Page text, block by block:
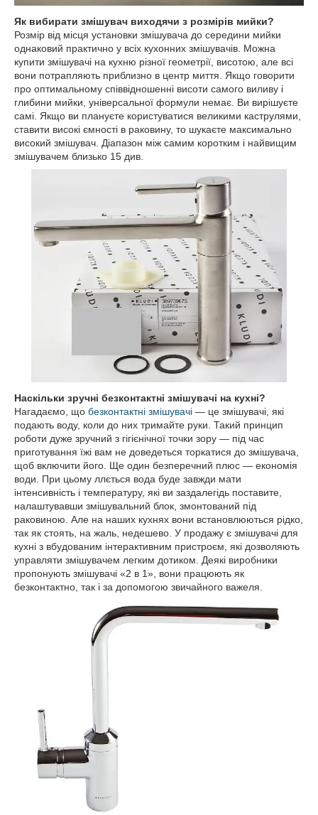
Як вибирати змішувач виходячи з розмірів мийки?
Розмір від місця установки змішувача до середини мийки
однаковий практично у всіх кухонних змішувачів. Можна
купити змішувачі на кухню різної геометрії, висотою, але всі
вони потрапляють приблизно в центр миття. Якщо говорити
про оптимальному співвідношенні висоти самого виливу і
глибини мийки, універсальної формули немає. Ви вирішуєте
самі. Якщо ви плануєте користуватися великими каструлями,
ставити високі ємності в раковину, то шукаєте максимально
високий змішувач. Діапазон між самим коротким і найвищим
змішувачем близько 15 див.
Наскільки зручні безконтактні змішувачі на кухні?
Нагадаємо, що безконтактні змішувачі — це змішувачі, які
подають воду, коли до них тримайте руки. Такий принцип
роботи дуже зручний з гігієнічної точки зору — під час
приготування їжі вам не доведеться торкатися до змішувача,
щоб включити його. Ще один безперечний плюс — економія
води. При цьому ллється вода буде завжди мати
інтенсивність і температуру, які ви заздалегідь поставите,
налаштувавши змішувальний блок, змонтований під
раковиною. Але на наших кухнях вони встановлюються рідко,
так як стоять, на жаль, недешево. У продажу є змішувачі для
кухні з вбудованим інтерактивним пристроєм, які дозволяють
управляти змішувачем легким дотиком. Деякі виробники
пропонують змішувачі «2 в 1», вони працюють як
безконтактно, так і за допомогою звичайного важеля.